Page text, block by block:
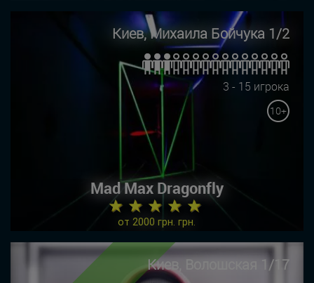
Киев, Михаила Бойчука 1/2
3 - 15 игрока
10+
Mad Max Dragonfly
★ ★ ★ ★ ★
от 2000 грн. грн.
Киев, Волошская 1/17